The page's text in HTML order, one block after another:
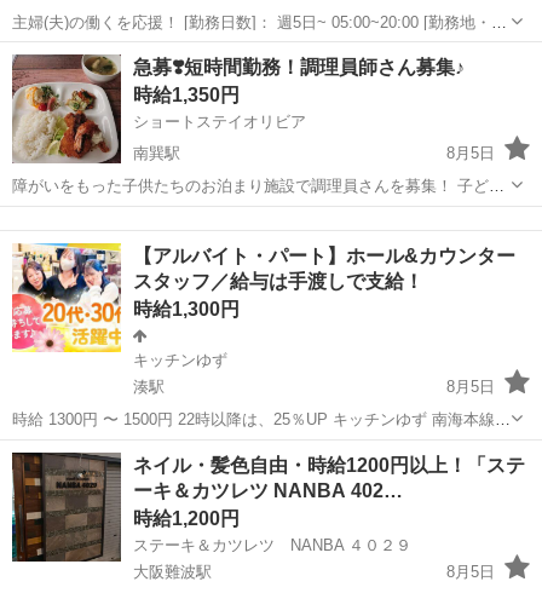
主婦(夫)の働くを応援！ [勤務日数]： 週5日~ 05:00~20:00 [勤務地・最
寄駅]： 大阪府大阪市東成区大今里西2-17-16 株式会社魚国総本社 大
阪本部 今里(地下鉄)駅徒歩2分 [職種名]：調理師 ...
大阪 大阪市 キッチン
急募❣️短時間勤務！調理員師さん募集♪
時給1,350円
ショートステイオリビア
南巽駅
8月5日
障がいをもった子供たちのお泊まり施設で調理員さんを募集！ 子ども
たちの笑顔を支える、愛のある食事作りをお願いします🤲 週1回から
OK 勤務時間 10:00～17:00 の間で2時間から4時間程度 栄養士資格無
し...
【アルバイト・パート】ホール&カウンター
スタッフ／給与は⼿渡しで⽀給！
時給1,300円
キッチンゆず
湊駅
8月5日
時給 1300円 〜 1500円 22時以降は、25％UP キッチンゆず 南海本線
「湊駅」より徒歩３分 お仕事について 仕事内容 ★週2⽇・1⽇3h〜
OK︕終電も考慮◎ ☆通いやすい駅チカ︕ ★髪型・カラー...
大阪 堺市 湊駅 キッチン スタッフ
ネイル・髪色自由・時給1200円以上！「ステ
ーキ＆カツレツ NANBA 402…
時給1,200円
ステーキ＆カツレツ NANBA ４０２９
大阪難波駅
8月5日